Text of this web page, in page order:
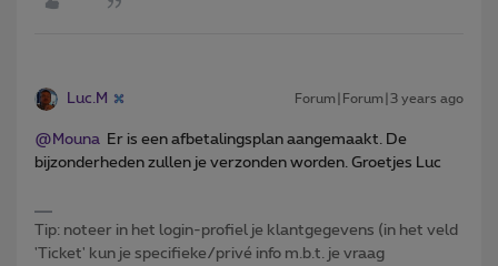
Luc.M Forum|Forum|3 years ago
@Mouna Er is een afbetalingsplan aangemaakt. De
bijzonderheden zullen je verzonden worden. Groetjes Luc
Tip: noteer in het login-profiel je klantgegevens (in het veld
'Ticket' kun je specifieke/privé info m.b.t. je vraag